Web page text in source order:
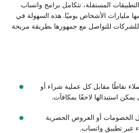
المستقلة، تتكامل برامج واتساب
مليارات الأشخاص يوميًا. هذه السهولة في
للشركات للتواصل مع جمهورها بطريقة مريحة
نقاطًا مقابل كل عملية شراء أو
استبدالها لاحقًا بمكافآت.
الخصومات أو العروض الحصرية
عبر تطبيق واتساب.